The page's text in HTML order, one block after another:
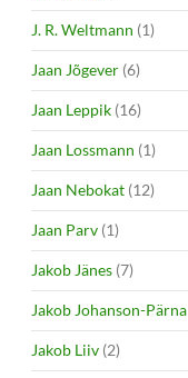
J. R. Weltmann (1)
Jaan Jõgever (6)
Jaan Leppik (16)
Jaan Lossmann (1)
Jaan Nebokat (12)
Jaan Parv (1)
Jakob Jänes (7)
Jakob Johanson-Pärna
Jakob Liiv (2)